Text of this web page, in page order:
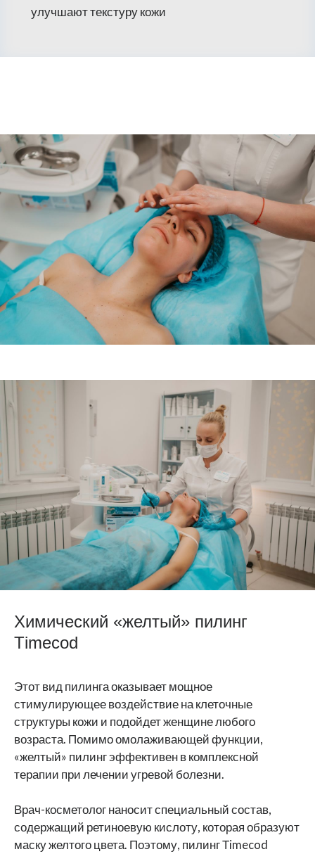
улучшают текстуру кожи
Химический «желтый» пилинг
Тimecod
Этот вид пилинга оказывает мощное
стимулирующее воздействие на клеточные
структуры кожи и подойдет женщине любого
возраста. Помимо омолаживающей функции,
«желтый» пилинг эффективен в комплексной
терапии при лечении угревой болезни.
Врач-косметолог наносит специальный состав,
содержащий ретиноевую кислоту, которая образуют
маску желтого цвета. Поэтому, пилинг Тimecod